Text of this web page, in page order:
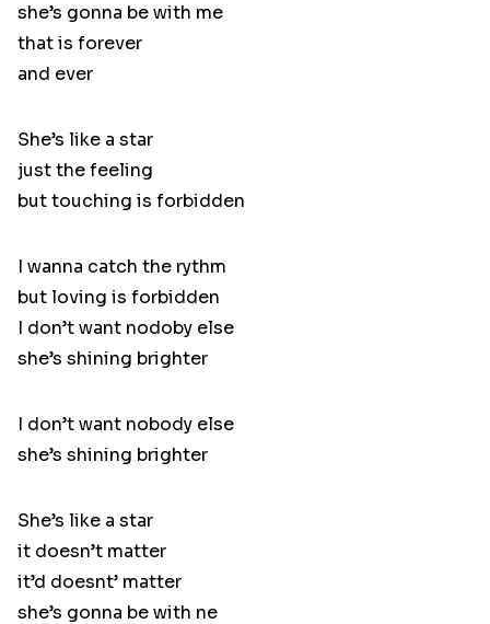
she’s gonna be with me
that is forever
and ever
She’s like a star
just the feeling
but touching is forbidden
I wanna catch the rythm
but loving is forbidden
I don’t want nodoby else
she’s shining brighter
I don’t want nobody else
she’s shining brighter
She’s like a star
it doesn’t matter
it’d doesnt’ matter
she’s gonna be with ne